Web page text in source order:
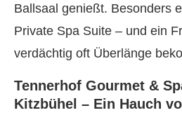
Ballsaal genießt. Besonders
Private Spa Suite – und ein
verdächtig oft Überlänge
Tennerhof Gourmet &
Kitzbühel – Ein Hauch